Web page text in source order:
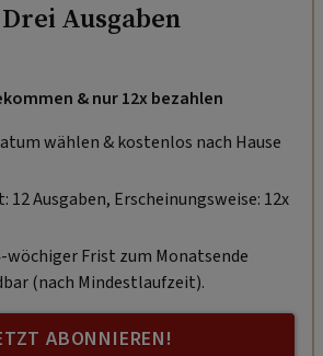
Ausgaben
& nur 12x bezahlen
wählen & kostenlos nach Hause
12 Ausgaben, Erscheinungsweise: 12x
Frist zum Monatsende
(nach Mindestlaufzeit).
ABONNIEREN!